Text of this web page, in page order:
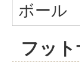
ボール
フッ